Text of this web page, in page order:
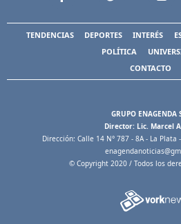
TENDENCIAS DEPORTES INTERÉS
POLÍTICA
CONTACTO
GRUPO ENAGENDA
Director: Lic. Marcel
Dirección: Calle 14 N° 787 - 8A - La Plata
© Copyright 2020 / Todos los